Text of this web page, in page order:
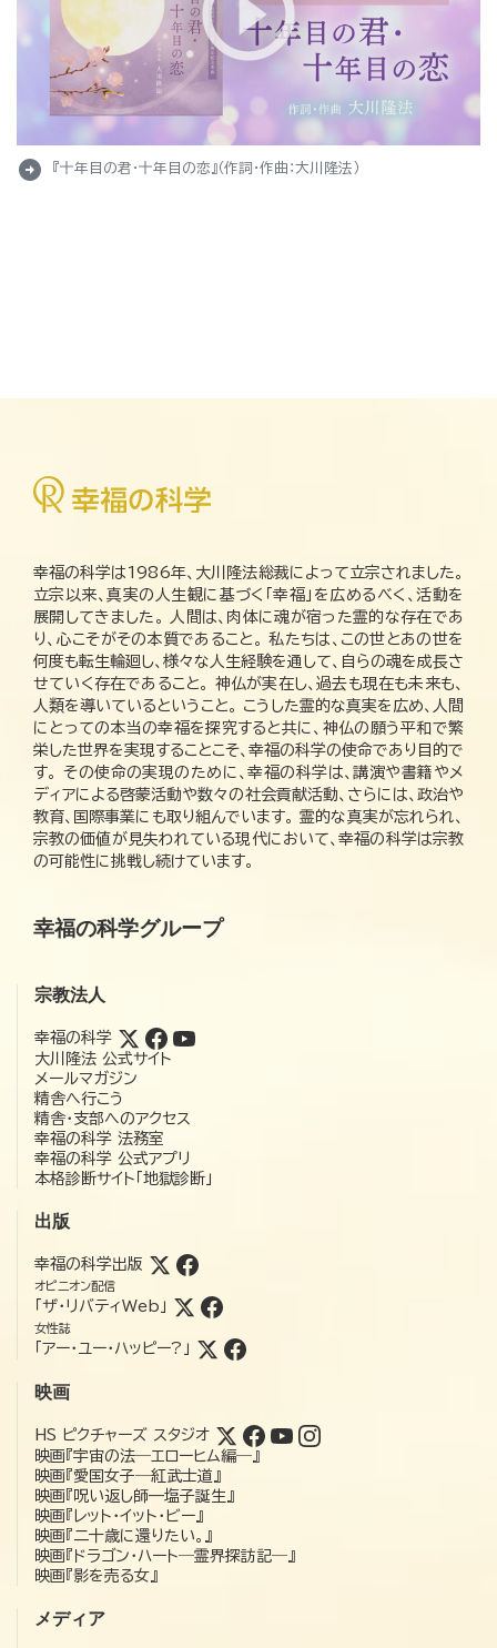
arrow_circle_right 『十年目の君・十年目の恋』（作詞・作曲：大川隆法）
幸福の科学は1986年、大川隆法総裁によって立宗されました。
立宗以来、真実の人生観に基づく「幸福」を広めるべく、活動を
展開してきました。 人間は、肉体に魂が宿った霊的な存在であ
り、心こそがその本質であること。 私たちは、この世とあの世を
何度も転生輪廻し、様々な人生経験を通して、自らの魂を成長さ
せていく存在であること。 神仏が実在し、過去も現在も未来も、
人類を導いているということ。 こうした霊的な真実を広め、人間
にとっての本当の幸福を探究すると共に、神仏の願う平和で繁
栄した世界を実現することこそ、幸福の科学の使命であり目的で
す。 その使命の実現のために、幸福の科学は、講演や書籍やメ
ディアによる啓蒙活動や数々の社会貢献活動、さらには、政治や
教育、国際事業にも取り組んでいます。 霊的な真実が忘れられ、
宗教の価値が見失われている現代において、幸福の科学は宗教
の可能性に挑戦し続けています。
幸福の科学グループ
宗教法人
幸福の科学
大川隆法 公式サイト
メールマガジン
精舎へ行こう
精舎・支部へのアクセス
幸福の科学 法務室
幸福の科学 公式アプリ
本格診断サイト「地獄診断」
出版
幸福の科学出版
オピニオン配信
「ザ・リバティWeb」
女性誌
「アー・ユー・ハッピー?」
映画
HS ピクチャーズ スタジオ
映画『宇宙の法―エローヒム編―』
映画『愛国女子―紅武士道』
映画『呪い返し師—塩子誕生』
映画『レット・イット・ビー』
映画『二十歳に還りたい。』
映画『ドラゴン・ハート―霊界探訪記―』
映画『影を売る女』
メディア